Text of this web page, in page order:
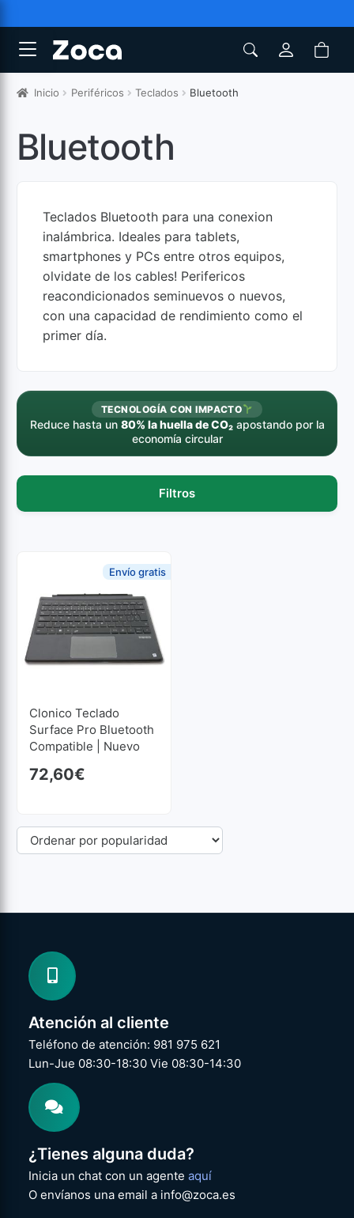
Inicio Periféricos Teclados Bluetooth
Bluetooth
Teclados Bluetooth para una conexion
inalámbrica. Ideales para tablets,
smartphones y PCs entre otros equipos,
olvidate de los cables! Perifericos
reacondicionados seminuevos o nuevos,
con una capacidad de rendimiento como el
primer día.
TECNOLOGÍA CON IMPACTO
Reduce hasta un 80% la huella de CO₂apostando por la
economía circular
Filtros
Clonico Teclado
Surface Pro Bluetooth
Compatible | Nuevo
72,60€
Envío gratis
Atención al cliente
Teléfono de atención: 981 975 621
Lun-Jue 08:30-18:30 Vie 08:30-14:30
¿Tienes alguna duda?
Inicia un chat con un agenteaquí
O envíanos una email a info@zoca.es